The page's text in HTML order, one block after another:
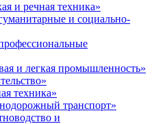
и речная техника»
и социально-
и легкая промышленность»
техника»
транспорт»
и